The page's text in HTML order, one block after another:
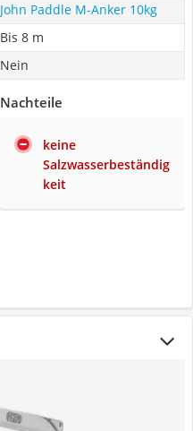
John Paddle M-Anker 10kg
Bis 8 m
Nein
Nachteile
keine
Salzwasserbeständig
keit